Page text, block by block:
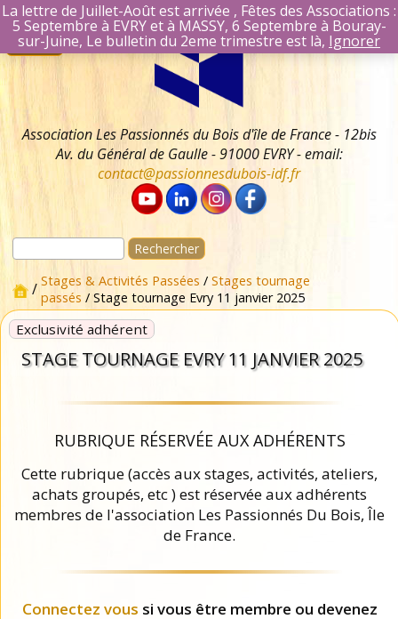
La lettre de Juillet-Août est arrivée , Fêtes des Associations :
5 Septembre à EVRY et à MASSY, 6 Septembre à Bouray-
sur-Juine, Le bulletin du 2eme trimestre est là, Ignorer
Association Les Passionnés du Bois d'île de France - 12bis
Av. du Général de Gaulle - 91000 EVRY - email:
contact@passionnesdubois-idf.fr
Menu
Aller
au
contenu
Se connecter
Rechercher :
/ Stages & Activités Passées / Stages tournage
passés / Stage tournage Evry 11 janvier 2025
Exclusivité adhérent
STAGE TOURNAGE EVRY 11 JANVIER 2025
RUBRIQUE RÉSERVÉE AUX ADHÉRENTS
Cette rubrique (accès aux stages, activités, ateliers,
achats groupés, etc ) est réservée aux adhérents
membres de l'association Les Passionnés Du Bois, Île
de France.
Connectez vous si vous être membre ou devenez